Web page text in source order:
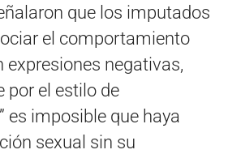
que los imputados
el comportamiento
expresiones negativas,
por el estilo de
es imposible que haya
sexual sin su